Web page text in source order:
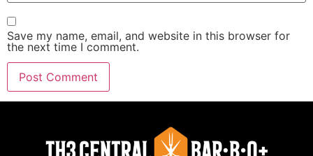
Save my name, email, and website in this browser for
the next time I comment.